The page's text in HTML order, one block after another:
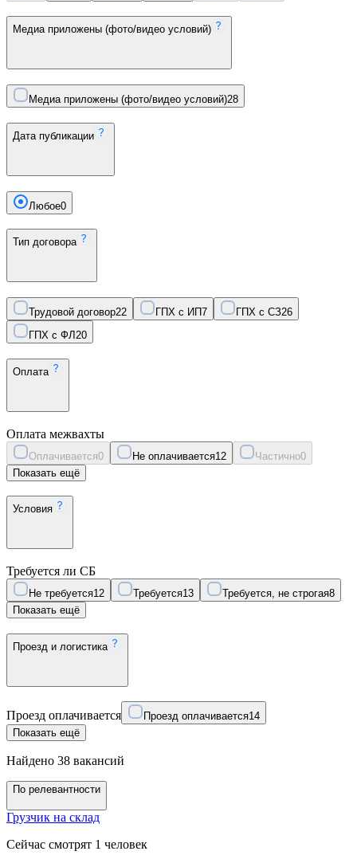
Медиа приложены (фото/видео условий)
Медиа приложены (фото/видео условий)28
Дата публикации
Любое0
Тип договора
Трудовой договор22 ГПХ с ИП7 ГПХ с СЗ26
ГПХ с ФЛ20
Оплата
Оплата межвахты
Оплачивается0 Не оплачивается12 Частично0
Показать ещё
Условия
Требуется ли СБ
Не требуется12 Требуется13 Требуется, не строгая8
Показать ещё
Проезд и логистика
Проезд оплачивается Проезд оплачивается14
Показать ещё
Найдено 38 вакансий
По релевантности
Грузчик на склад
Сейчас смотрят 1 человек